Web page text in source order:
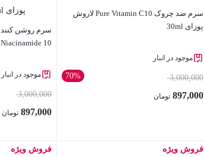
سرم ضد چروک Pure Vitamin C10 لاروش
پوزای 30ml
موجود در انبار
70% 3,000,000
897,000 تومان
بستن
Niacinamide 10 لاروش پوزای 30ml
موجود در انبار
3,000,000
897,000 تومان
بستن
فروش ویژه فروش ویژه